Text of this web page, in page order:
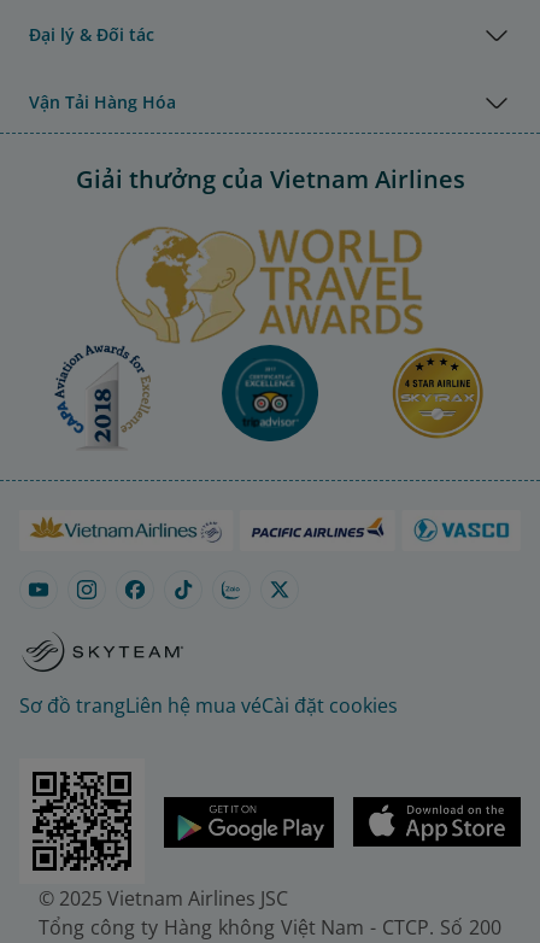
Đại lý & Đối tác
Vận Tải Hàng Hóa
Giải thưởng của Vietnam Airlines
Sơ đồ trangLiên hệ mua véCài đặt cookies
© 2025 Vietnam Airlines JSC
Tổng công ty Hàng không Việt Nam - CTCP. Số 200